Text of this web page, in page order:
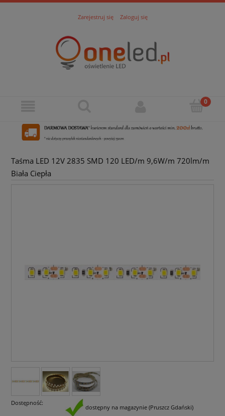
Zarejestruj się Zaloguj się
Taśma LED 12V 2835 SMD 120 LED/m 9,6W/m 720lm/m
Biała Ciepła
Dostępność:
dostępny na magazynie (Pruszcz Gdański)